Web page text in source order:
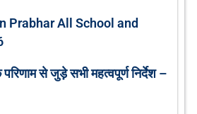
Prabhar All School and
से जुड़े सभी महत्वपूर्ण निर्देश –